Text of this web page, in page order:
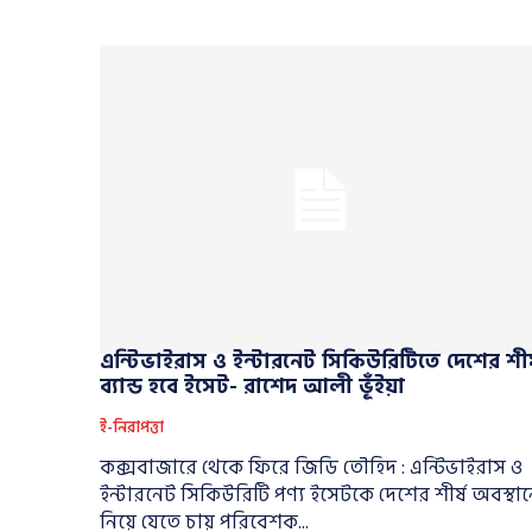
এন্টিভাইরাস ও ইন্টারনেট সিকিউরিটিতে দেশের
ব্যান্ড হবে ইসেট- রাশেদ আলী ভূঁইয়া
ই-নিরাপত্তা
কক্সবাজারে থেকে ফিরে জিডি তৌহিদ : এন্টিভাইরাস ও
ইন্টারনেট সিকিউরিটি পণ্য ইসেটকে দেশের শীর্ষ
নিয়ে যেতে চায় পরিবেশক...